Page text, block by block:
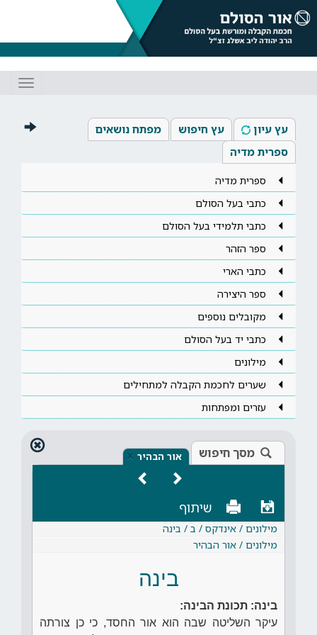
עץ עיון עץ חיפוש
מפתח נושאים
ספרית מדיה
ספרית מדיה
כתבי בעל הסולם
כתבי תלמידי בעל הסולם
ספר הזהר
כתבי הארי
ספר היצירה
מקובלים נוספים
כתבי יד בעל הסולם
מילונים
שערים לחכמת הקבלה למתחילים
עזרים ומפתחות
מסך חיפוש אור הבהיר ×
שיתוף
מילונים / אינדקס / ב / בינה
מילונים / אור הבהיר
בינה
בינה: תכונת הבינה:
עיקר השליטה שבה הוא אור החסד, כי כן צורתה